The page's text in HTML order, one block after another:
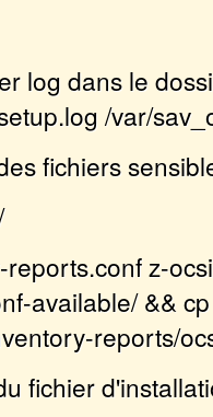
log dans le
/var/
fichiers
z-
available/ &&
reports/
fichier